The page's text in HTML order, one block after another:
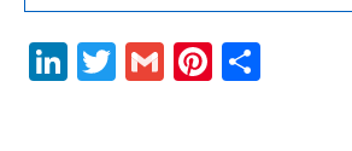
LinkedIn
Twitter
GmailPinterest